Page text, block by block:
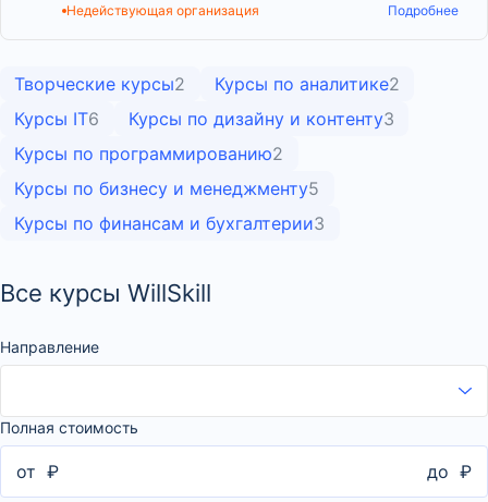
Недействующая организация
Подробнее
Творческие курсы2 Курсы по аналитике2
Курсы IT6 Курсы по дизайну и контенту3
Курсы по программированию2
Курсы по бизнесу и менеджменту5
Курсы по финансам и бухгалтерии3
Все курсы WillSkill
Направление
Полная стоимость
от ₽ до ₽